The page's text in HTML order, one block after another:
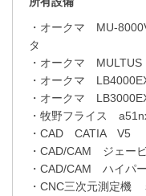
・オークマ MU-
タ
・オークマ
・オークマ
・オークマ
・牧野フライス
・CAD CATIA V5
・CAD/CAM ジェー
・CAD/CAM ハイパ
・CNC三次元測定機